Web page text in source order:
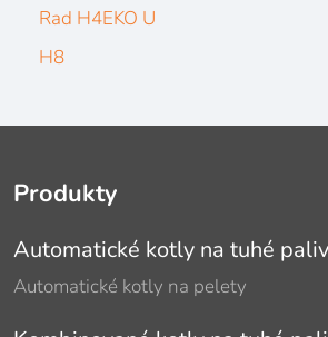
Rad H4EKO U
H8
Produkty
Automatické kotly na tuhé
Automatické kotly na pelety